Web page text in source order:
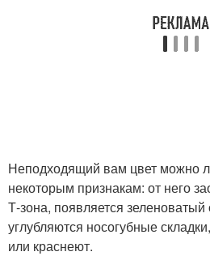
Неподходящий вам цвет можно
некоторым признакам: от него
Т-зона, появляется зеленоватый
углубляются носогубные
или краснеют.